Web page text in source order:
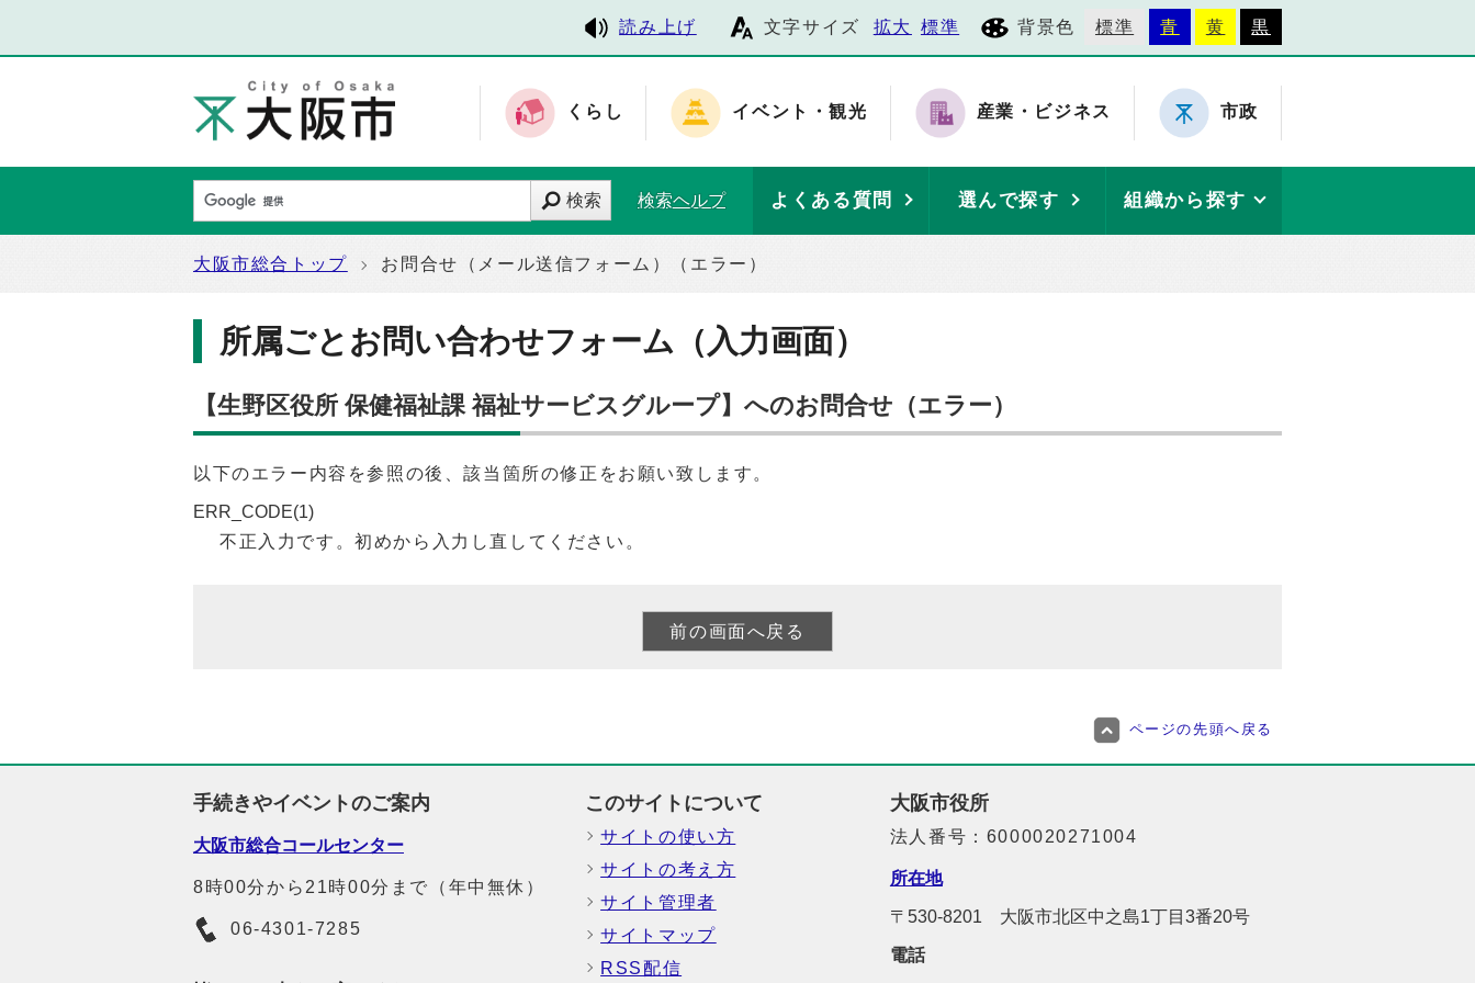
読み上げ 文字サイズ 拡大 標準 背景色 標準 青 黄 黒
くらし イベント・観光 産業・ビジネス 市政
検索 検索ヘルプ よくある質問 選んで探す 組織から探す
大阪市総合トップ お問合せ（メール送信フォーム）（エラー）
所属ごとお問い合わせフォーム（入力画面）
【生野区役所 保健福祉課 福祉サービスグループ】へのお問合せ（エラー）
以下のエラー内容を参照の後、該当箇所の修正をお願い致します。
ERR_CODE(1)
不正入力です。初めから入力し直してください。
ページの先頭へ戻る
手続きやイベントのご案内
大阪市総合コールセンター
8時00分から21時00分まで（年中無休）
06-4301-7285
このサイトについて
サイトの使い方
サイトの考え方
サイト管理者
サイトマップ
RSS配信
大阪市役所
法人番号：6000020271004
所在地
〒530-8201 大阪市北区中之島1丁目3番20号
電話